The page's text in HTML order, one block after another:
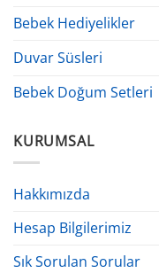
Bebek Hediyelikler
Duvar Süsleri
Bebek Doğum Setleri
KURUMSAL
Hakkımızda
Hesap Bilgilerimiz
Sık Sorulan Sorular